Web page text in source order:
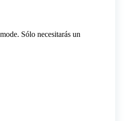
Sólo necesitarás un